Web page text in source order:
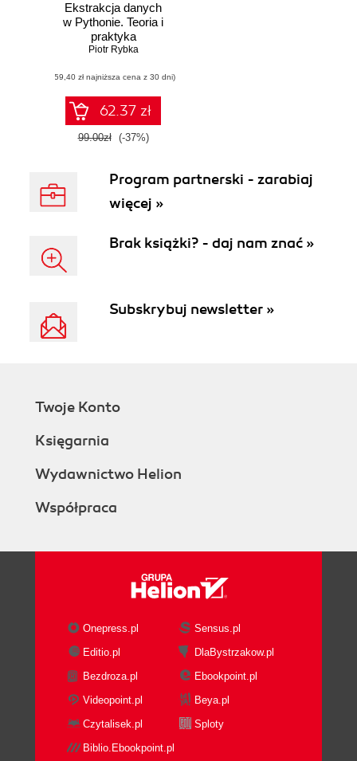
Ekstrakcja danych
w Pythonie. Teoria i
praktyka
Piotr Rybka
(59,40 zł najniższa cena z 30 dni)
62.37 zł
99.00zł (-37%)
Program partnerski - zarabiaj
więcej »
Brak książki? - daj nam znać »
Subskrybuj newsletter »
Twoje Konto
Księgarnia
Wydawnictwo Helion
Współpraca
Onepress.pl
Sensus.pl
Editio.pl
DlaBystrzakow.pl
Bezdroza.pl
Ebookpoint.pl
Videopoint.pl
Beya.pl
Czytalisek.pl
Sploty
Biblio.Ebookpoint.pl